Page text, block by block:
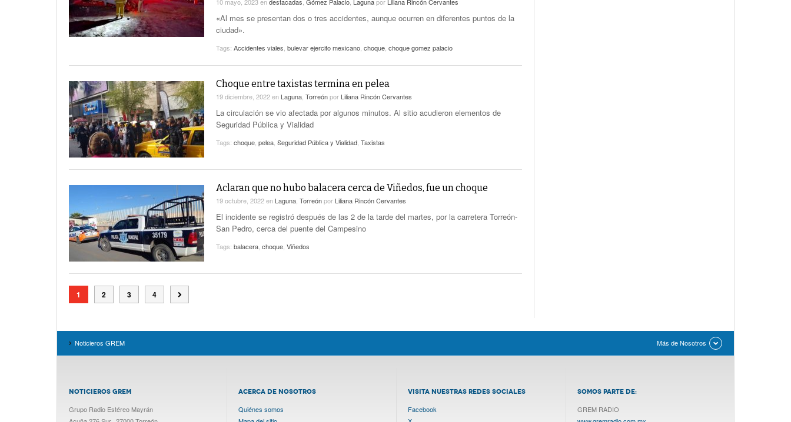
«Al mes se presentan dos o tres accidentes, aunque ocurren en diferentes puntos de la
ciudad».
Tags: Accidentes viales bulevar ejercito mexicano choque choque gomez palacio
Choque entre taxistas termina en pelea
19 diciembre, 2022en Laguna Torreónpor Liliana Rincón Cervantes
La circulación se vio afectada por algunos minutos. Al sitio acudieron elementos de
Seguridad Pública y Vialidad
Tags: choque pelea Seguridad Pública y Vialidad Taxistas
Aclaran que no hubo balacera cerca de Viñedos, fue un choque
19 octubre, 2022en Laguna Torreónpor Liliana Rincón Cervantes
El incidente se registró después de las 2 de la tarde del martes, por la carretera Torreón-
San Pedro, cerca del puente del Campesino
Tags: balacera choque Viñedos
1 2 3 4
Noticieros GREM Más de Nosotros
NOTICIEROS GREM
Grupo Radio Estéreo Mayrán
ACERCA DE NOSOTROS
Quiénes somos
VISITA NUESTRAS REDES SOCIALES
Facebook
SOMOS PARTE DE:
GREM RADIO